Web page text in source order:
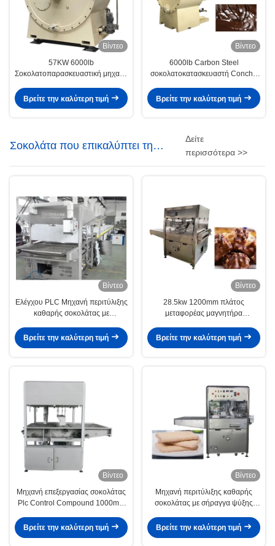
Βίντεο
57KW 6000lb
Σοκολατοπαρασκευαστική μηχανή
Βρείτε την καλύτερη τιμή
Βίντεο
6000lb Carbon Steel
σοκολατοκατασκευαστή Conche
Βρείτε την καλύτερη τιμή
Σοκολάτα που επικαλύπτει τη
μηχανή
Δείτε
περισσότερα >>
Βίντεο
Ελέγχου PLC Μηχανή περιτύλιξης
καθαρής σοκολάτας με
Βρείτε την καλύτερη τιμή
Βίντεο
28.5kw 1200mm πλάτος
μεταφορέας μαγνητήρα
Βρείτε την καλύτερη τιμή
Βίντεο
Μηχανή επεξεργασίας σοκολάτας
Plc Control Compound 1000mm
Βρείτε την καλύτερη τιμή
Βίντεο
Μηχανή περιτύλιξης καθαρής
σοκολάτας με σήραγγα ψύξης
Βρείτε την καλύτερη τιμή